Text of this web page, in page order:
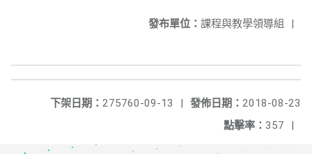
發布單位： 課程與教學領導組 |
發佈日期： 2018-08-23
下架日期： 275760-09-13
|
點擊率： 357 |